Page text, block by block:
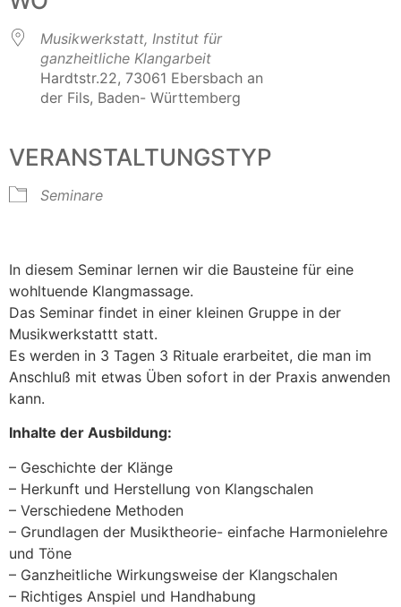
Musikwerkstatt, Institut für
ganzheitliche Klangarbeit
Hardtstr.22, 73061 Ebersbach an
der Fils, Baden- Württemberg
VERANSTALTUNGSTYP
Seminare
In diesem Seminar lernen wir die Bausteine für eine
wohltuende Klangmassage.
Das Seminar findet in einer kleinen Gruppe in der
Musikwerkstattt statt.
Es werden in 3 Tagen 3 Rituale erarbeitet, die man im
Anschluß mit etwas Üben sofort in der Praxis anwenden
kann.
Inhalte der Ausbildung:
– Geschichte der Klänge
– Herkunft und Herstellung von Klangschalen
– Verschiedene Methoden
– Grundlagen der Musiktheorie- einfache Harmonielehre
und Töne
– Ganzheitliche Wirkungsweise der Klangschalen
– Richtiges Anspiel und Handhabung